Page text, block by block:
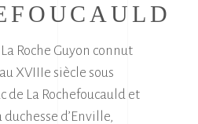
Roche Guyon connut
XVIIIe siècle sous
de La Rochefoucauld et
duchesse d’Enville,